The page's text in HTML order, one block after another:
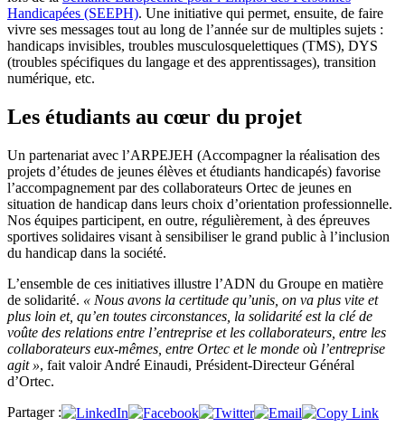
Handicapées (SEEPH). Une initiative qui permet, ensuite, de faire
vivre ses messages tout au long de l’année sur de multiples sujets :
handicaps invisibles, troubles musculosquelettiques (TMS), DYS
(troubles spécifiques du langage et des apprentissages), transition
numérique, etc.
Les étudiants au cœur du projet
Un partenariat avec l’ARPEJEH (Accompagner la réalisation des
projets d’études de jeunes élèves et étudiants handicapés) favorise
l’accompagnement par des collaborateurs Ortec de jeunes en
situation de handicap dans leurs choix d’orientation professionnelle.
Nos équipes participent, en outre, régulièrement, à des épreuves
sportives solidaires visant à sensibiliser le grand public à l’inclusion
du handicap dans la société.
L’ensemble de ces initiatives illustre l’ADN du Groupe en matière
de solidarité. « Nous avons la certitude qu’unis, on va plus vite et
plus loin et, qu’en toutes circonstances, la solidarité est la clé de
voûte des relations entre l’entreprise et les collaborateurs, entre les
collaborateurs eux-mêmes, entre Ortec et le monde où l’entreprise
agit », fait valoir André Einaudi, Président-Directeur Général
d’Ortec.
Partager :